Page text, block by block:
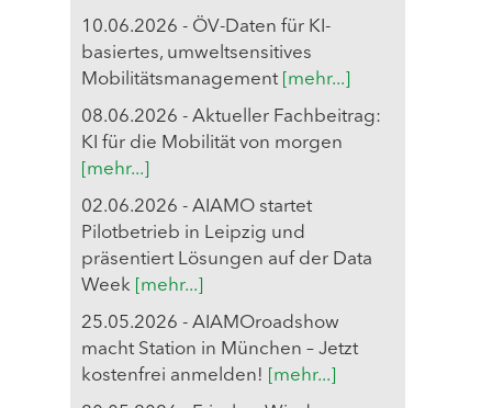
10.06.2026 - ÖV-Daten für KI-
basiertes, umweltsensitives
Mobilitätsmanagement [mehr...]
08.06.2026 - Aktueller Fachbeitrag:
KI für die Mobilität von morgen
[mehr...]
02.06.2026 - AIAMO startet
Pilotbetrieb in Leipzig und
präsentiert Lösungen auf der Data
Week
[mehr...]
25.05.2026 - AIAMOroadshow
macht Station in München – Jetzt
kostenfrei anmelden!
[mehr...]